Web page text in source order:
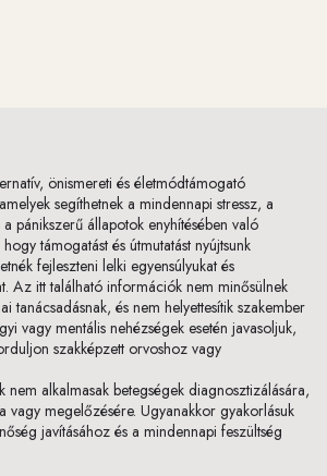
önismereti és életmódtámogató
segíthetnek a mindennapi stressz, a
pánikszerű állapotok enyhítésében való
támogatást és útmutatást nyújtsunk
fejleszteni lelki egyensúlyukat és
Az itt található információk nem minősülnek
tanácsadásnak, és nem helyettesítik szakember
vagy mentális nehézségek esetén javasoljuk,
szakképzett orvoshoz vagy
nem alkalmasak betegségek diagnosztizálására,
vagy megelőzésére. Ugyanakkor gyakorlásuk
javításához és a mindennapi feszültség